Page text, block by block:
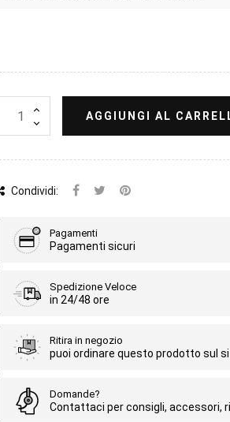
AGGIUNGI AL
Condividi:
Pagamenti
Pagamenti sicuri
Spedizione Veloce
in 24/48 ore
Ritira in negozio
puoi ordinare questo prodotto sul
Domande?
Contattaci per consigli, accessori,